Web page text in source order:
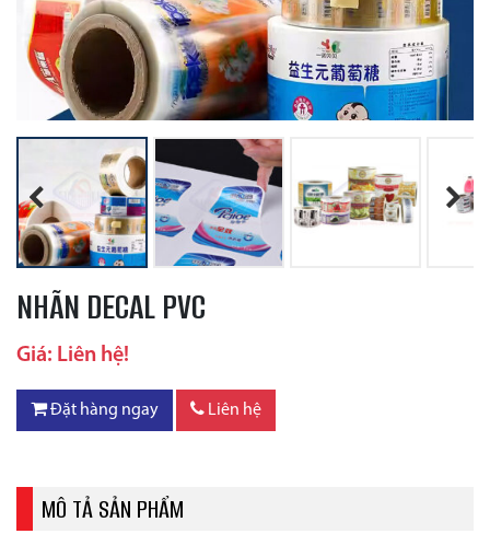
Previous
NHÃN DECAL PVC
Giá: Liên hệ!
Đặt hàng ngay Liên hệ
MÔ TẢ SẢN PHẨM